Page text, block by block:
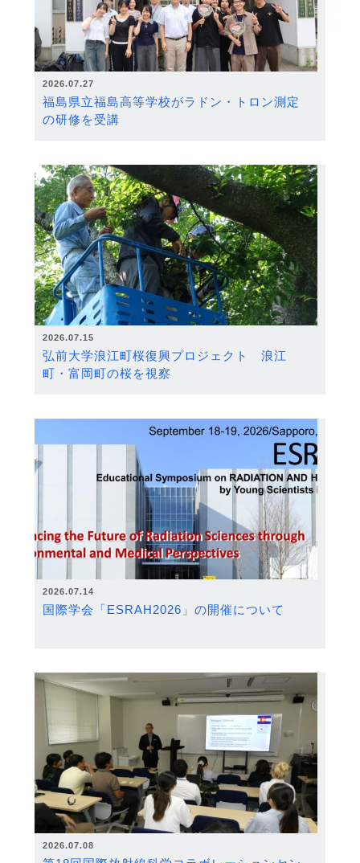
2026.07.27
福島県立福島高等学校がラドン・トロン測定
の研修を受講
2026.07.15
弘前大学浪江町桜復興プロジェクト 浪江
町・富岡町の桜を視察
2026.07.14
国際学会「ESRAH2026」の開催について
2026.07.08